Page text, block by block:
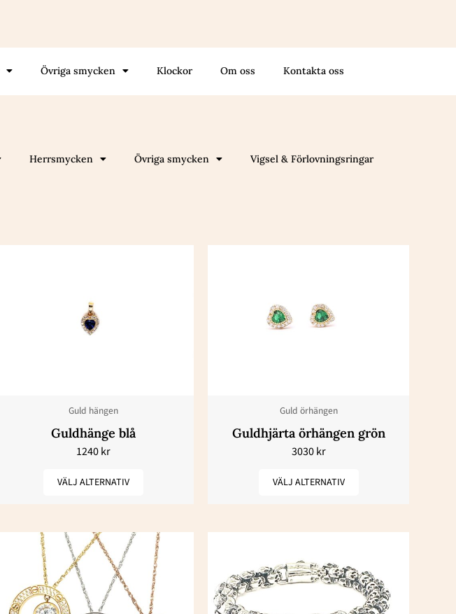
Övriga smycken Klockor Om oss Kontakta oss
Herrsmycken Övriga smycken Vigsel & Förlovningsringar
Guld hängen
Guldhänge blå
1240kr
VÄLJ ALTERNATIV
har
flera
alternativen
kan
väljas
på
Guld örhängen
Guldhjärta örhängen grön
3030kr
VÄLJ ALTERNATIV
har
alternativen
kan
väljas
på
Den
här
produkten
har